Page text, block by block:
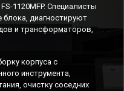
1120MFP. Специалисты
диагностируют
и трансформаторов,
корпуса с
инструмента,
очистку соседних